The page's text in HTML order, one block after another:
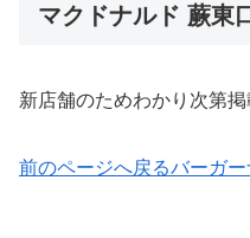
マクドナルド 蕨東
新店舗のためわかり次第
前のページへ戻るバーガ